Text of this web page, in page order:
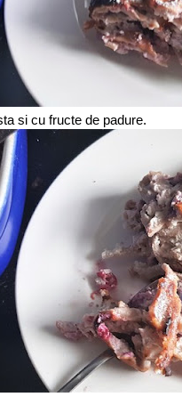
si cu fructe de padure.